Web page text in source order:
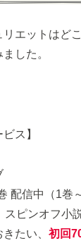
エットはど
した。
ス】
配信中（1巻
スピンオフ小
たい、 初回